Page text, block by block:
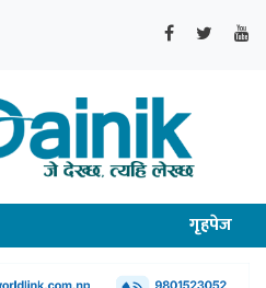
गृहपेज